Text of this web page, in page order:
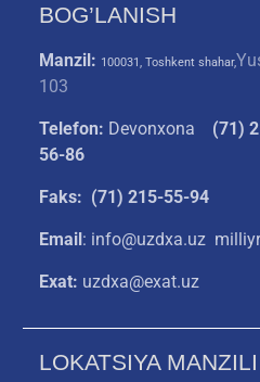
BOG’LANISH
Manzil: 100031, Toshkent shahar,
103
Telefon: Devonxona (71)
56-86
Faks: (71) 215-55-94
Email: info@uzdxa.uz
Exat: uzdxa@exat.uz
LOKATSIYA MANZILI